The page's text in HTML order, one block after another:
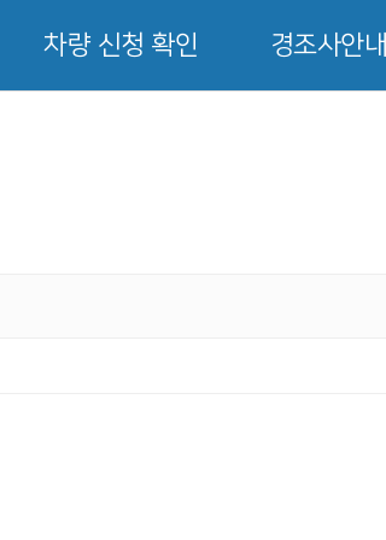
차량 신청 확인 경조사안내